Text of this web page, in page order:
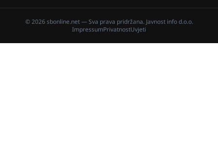
©2026 sbonline.net— Sva prava pridržana. Javnost info d.o.o.
ImpressumPrivatnostUvjeti